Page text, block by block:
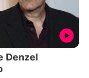
Denzel